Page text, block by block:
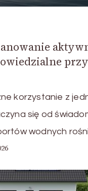
korzystanie z
się od
wodnych